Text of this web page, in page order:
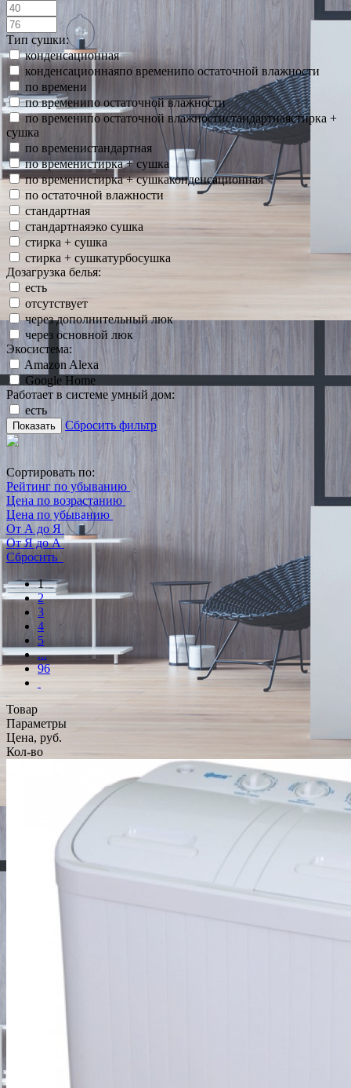
Тип сушки:
конденсационная
конденсационнаяпо временипо остаточной влажности
по времени
по временипо остаточной влажности
по временипо остаточной влажностистандартнаястирка +
сушка
по временистандартная
по временистирка + сушка
по временистирка + сушкаконденсационная
по остаточной влажности
стандартная
стандартнаяэко сушка
стирка + сушка
стирка + сушкатурбосушка
Дозагрузка белья:
есть
отсутствует
через дополнительный люк
через основной люк
Экосистема:
Amazon Alexa
Google Home
Работает в системе умный дом:
есть
Показать Сбросить фильтр
Сортировать по:
Рейтинг по убыванию
Цена по возрастанию
Цена по убыванию
От А до Я
От Я до А
Сбросить
1
2
3
4
5
...
96
Товар
Параметры
Цена, руб.
Кол-во